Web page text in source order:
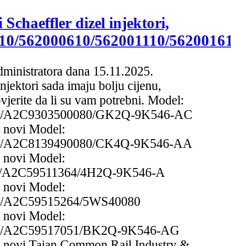
Schaeffler dizel injektori,
562000610/562001110/
dana 15.11.2025.
sada imaju bolju cijenu,
da li su vam potrebni. Model:
A2C9303500080/GK2Q-9K546-AC
Model:
A2C8139490080/CK4Q-9K546-AA
Model:
A2C59511364/4H2Q-9K546-A
Model:
A2C59515264/5WS40080
Model:
A2C59517051/BK2Q-9K546-AG